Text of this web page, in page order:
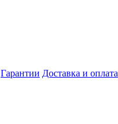
Гарантии Доставка и оплата